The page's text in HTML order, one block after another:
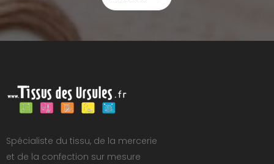
Spécialiste du tissu, de la mercerie
et de la confection sur mesure